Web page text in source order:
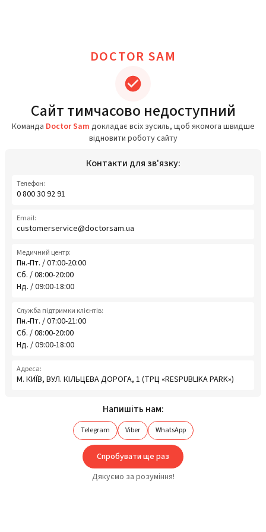
DOCTOR SAM
Сайт тимчасово недоступний
Команда Doctor Sam докладає всіх зусиль, щоб якомога швидше
відновити роботу сайту
Контакти для зв'язку:
Телефон:
0 800 30 92 91
Email:
customerservice@doctorsam.ua
Медичний центр:
Пн.-Пт. / 07:00-20:00
Сб. / 08:00-20:00
Нд. / 09:00-18:00
Служба підтримки клієнтів:
Пн.-Пт. / 07:00-21:00
Сб. / 08:00-20:00
Нд. / 09:00-18:00
Адреса:
М. КИЇВ, ВУЛ. КІЛЬЦЕВА ДОРОГА, 1 (ТРЦ «RESPUBLIKA PARK»)
Напишіть нам:
Telegram Viber WhatsApp
Спробувати ще раз
Дякуємо за розуміння!